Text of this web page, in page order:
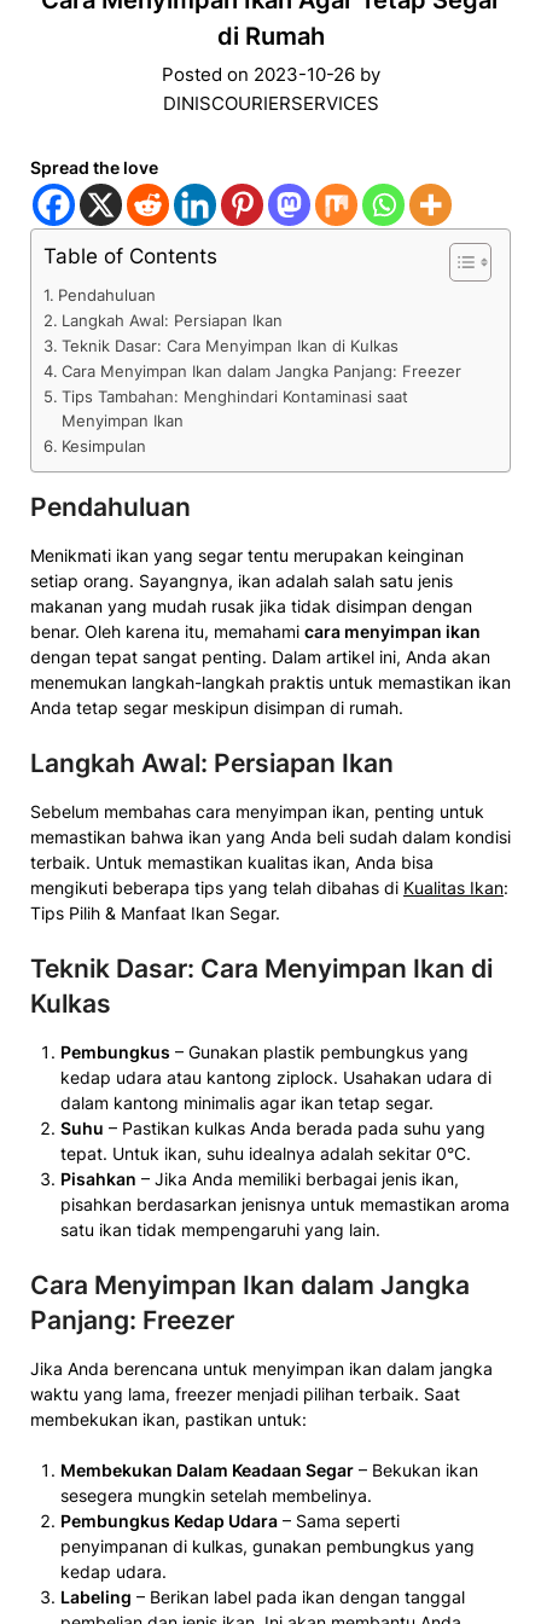
di Rumah
Posted on 2023-10-26by
DINISCOURIERSERVICES
Spread the love
Table of Contents
Pendahuluan
Langkah Awal: Persiapan Ikan
Teknik Dasar: Cara Menyimpan Ikan di Kulkas
Cara Menyimpan Ikan dalam Jangka Panjang: Freezer
Tips Tambahan: Menghindari Kontaminasi saat
Menyimpan Ikan
Kesimpulan
Pendahuluan
Menikmati ikan yang segar tentu merupakan keinginan
setiap orang. Sayangnya, ikan adalah salah satu jenis
makanan yang mudah rusak jika tidak disimpan dengan
benar. Oleh karena itu, memahami cara menyimpan ikan
dengan tepat sangat penting. Dalam artikel ini, Anda akan
menemukan langkah-langkah praktis untuk memastikan ikan
Anda tetap segar meskipun disimpan di rumah.
Langkah Awal: Persiapan Ikan
Sebelum membahas cara menyimpan ikan, penting untuk
memastikan bahwa ikan yang Anda beli sudah dalam kondisi
terbaik. Untuk memastikan kualitas ikan, Anda bisa
mengikuti beberapa tips yang telah dibahas di Kualitas Ikan:
Tips Pilih & Manfaat Ikan Segar.
Teknik Dasar: Cara Menyimpan Ikan di
Kulkas
Pembungkus – Gunakan plastik pembungkus yang
kedap udara atau kantong ziplock. Usahakan udara di
dalam kantong minimalis agar ikan tetap segar.
Suhu – Pastikan kulkas Anda berada pada suhu yang
tepat. Untuk ikan, suhu idealnya adalah sekitar 0°C.
Pisahkan – Jika Anda memiliki berbagai jenis ikan,
pisahkan berdasarkan jenisnya untuk memastikan aroma
satu ikan tidak mempengaruhi yang lain.
Cara Menyimpan Ikan dalam Jangka
Panjang: Freezer
Jika Anda berencana untuk menyimpan ikan dalam jangka
waktu yang lama, freezer menjadi pilihan terbaik. Saat
membekukan ikan, pastikan untuk:
Membekukan Dalam Keadaan Segar – Bekukan ikan
sesegera mungkin setelah membelinya.
Pembungkus Kedap Udara – Sama seperti
penyimpanan di kulkas, gunakan pembungkus yang
kedap udara.
Labeling – Berikan label pada ikan dengan tanggal